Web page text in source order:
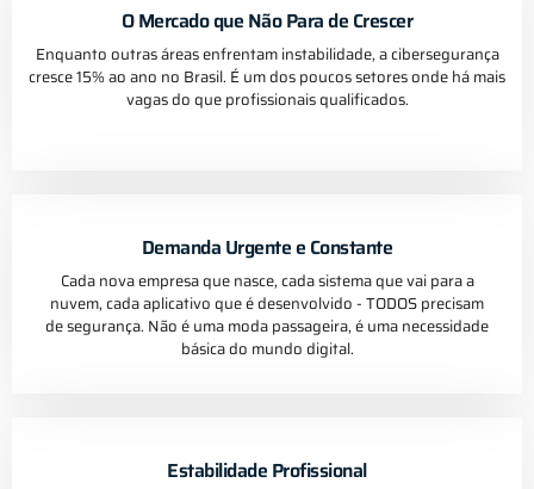
O Mercado que Não Para de Crescer
Enquanto outras áreas enfrentam instabilidade, a cibersegurança
cresce 15% ao ano no Brasil. É um dos poucos setores onde há mais
vagas do que profissionais qualificados.
Demanda Urgente e Constante
Cada nova empresa que nasce, cada sistema que vai para a
nuvem, cada aplicativo que é desenvolvido - TODOS precisam
de segurança. Não é uma moda passageira, é uma necessidade
básica do mundo digital.
Estabilidade Profissional